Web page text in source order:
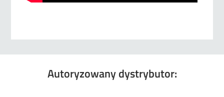
Autoryzowany dystrybutor: